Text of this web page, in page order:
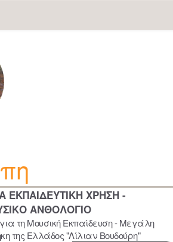
ΕΚΠΑΙΔΕΥΤΙΚΗ ΧΡΗΣΗ -
ΑΝΘΟΛΟΓΙΟ
τη Μουσική Εκπαίδευση - Μεγάλη
της Ελλάδος "Λίλιαν Βουδούρη"